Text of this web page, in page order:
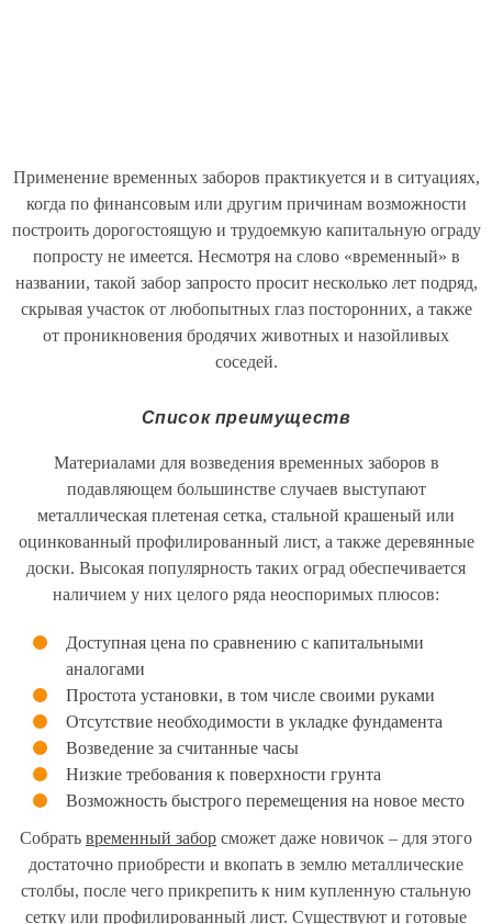
Применение временных заборов практикуется и в ситуациях,
когда по финансовым или другим причинам возможности
построить дорогостоящую и трудоемкую капитальную ограду
попросту не имеется. Несмотря на слово «временный» в
названии, такой забор запросто просит несколько лет подряд,
скрывая участок от любопытных глаз посторонних, а также
от проникновения бродячих животных и назойливых
соседей.
Список преимуществ
Материалами для возведения временных заборов в
подавляющем большинстве случаев выступают
металлическая плетеная сетка, стальной крашеный или
оцинкованный профилированный лист, а также деревянные
доски. Высокая популярность таких оград обеспечивается
наличием у них целого ряда неоспоримых плюсов:
Доступная цена по сравнению с капитальными
аналогами
Простота установки, в том числе своими руками
Отсутствие необходимости в укладке фундамента
Возведение за считанные часы
Низкие требования к поверхности грунта
Возможность быстрого перемещения на новое место
Собрать временный забор сможет даже новичок – для этого
достаточно приобрести и вкопать в землю металлические
столбы, после чего прикрепить к ним купленную стальную
сетку или профилированный лист. Существуют и готовые